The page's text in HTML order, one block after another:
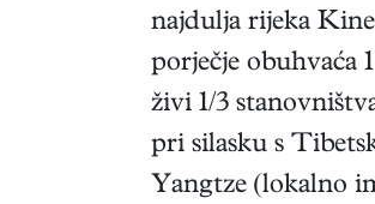
najdulja rijeka
porječje obuhvaća
živi 1/3
pri silasku s
Yangtze (lokalno